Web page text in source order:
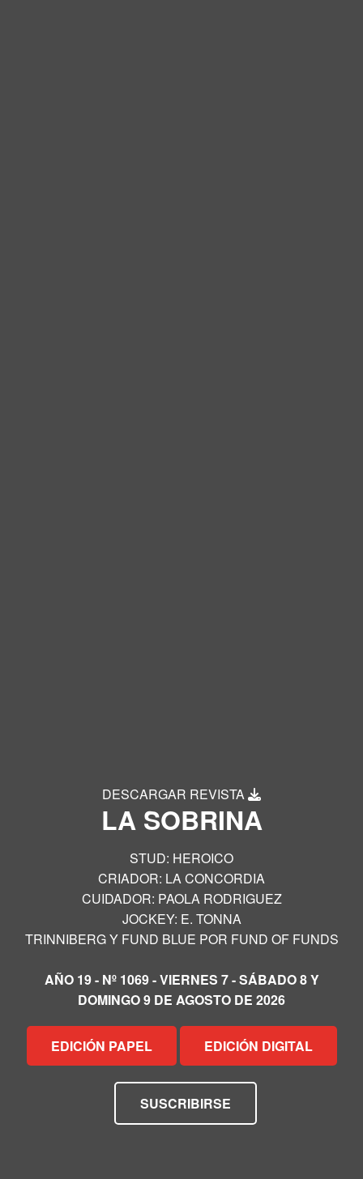
DESCARGAR REVISTA
LA SOBRINA
STUD: HEROICO
CRIADOR: LA CONCORDIA
CUIDADOR: PAOLA RODRIGUEZ
JOCKEY: E. TONNA
TRINNIBERG Y FUND BLUE POR FUND OF FUNDS
AÑO 19 - Nº 1069 - VIERNES 7 - SÁBADO 8 Y
DOMINGO 9 DE AGOSTO DE 2026
EDICIÓN PAPEL EDICIÓN DIGITAL
SUSCRIBIRSE